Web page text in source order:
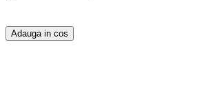
Adauga in cos